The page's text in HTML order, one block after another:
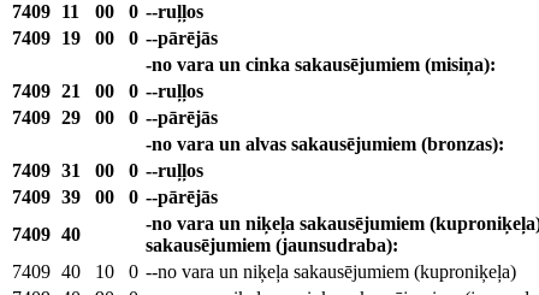
7409 11 00 0 --ruļļos
7409 19 00 0 --pārējās
-no vara un cinka sakausējumiem (misiņa):
7409 21 00 0 --ruļļos
7409 29 00 0 --pārējās
-no vara un alvas sakausējumiem (bronzas):
7409 31 00 0 --ruļļos
7409 39 00 0 --pārējās
7409 40
-no vara un niķeļa sakausējumiem
sakausējumiem (jaunsudraba):
7409 40 10 0 --no vara un niķeļa sakausējumiem (kuproniķeļa)